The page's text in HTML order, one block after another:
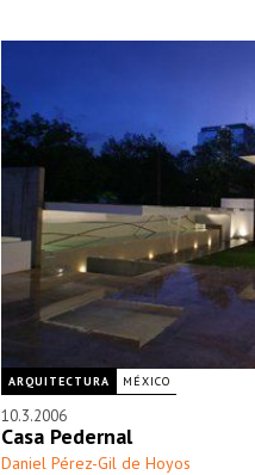
ARQUITECTURA MÉXICO
10.3.2006
Casa Pedernal
Daniel Pérez-Gil de Hoyos